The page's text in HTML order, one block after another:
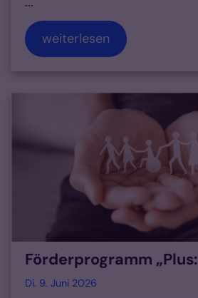
weiterlesen
Förderprogramm
Di. 9. Juni 2026